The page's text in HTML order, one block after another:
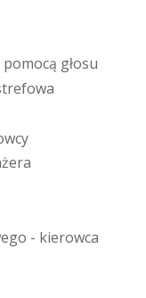
pomocą głosu
trefowa
wcy
żera
ego - kierowca